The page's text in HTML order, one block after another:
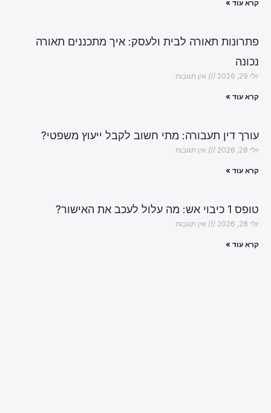
קרא עוד »
פתרונות תאורה לבית ולעסק: איך מתכננים תאורה
נכונה
יולי 29, 2026 אין תגובות
קרא עוד »
עורך דין תעבורה: מתי חשוב לקבל ייעוץ משפטי?
יולי 28, 2026 אין תגובות
קרא עוד »
טופס 1 כיבוי אש: מה עלול לעכב את האישור?
יולי 28, 2026 אין תגובות
קרא עוד »